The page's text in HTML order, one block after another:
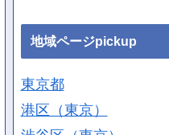
地域ページpickup
東京都
港区（東京）